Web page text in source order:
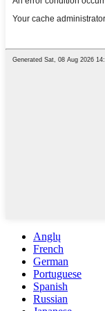
Anglų
French
German
Portuguese
Spanish
Russian